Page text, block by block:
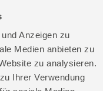
Anzeigen zu
Medien anbieten zu
zu analysieren.
Ihrer Verwendung
171 mm